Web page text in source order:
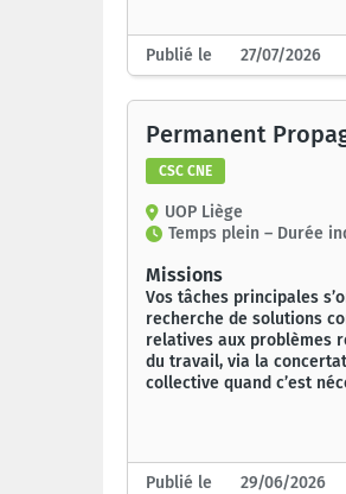
Publié le 27/07/2026
Permanent
CSC CNE
UOP Liège
Temps plein – Durée
Missions
Vos tâches principales
recherche de solutions
relatives aux problèmes
du travail, via la
collective quand c’est
Publié le 29/06/2026